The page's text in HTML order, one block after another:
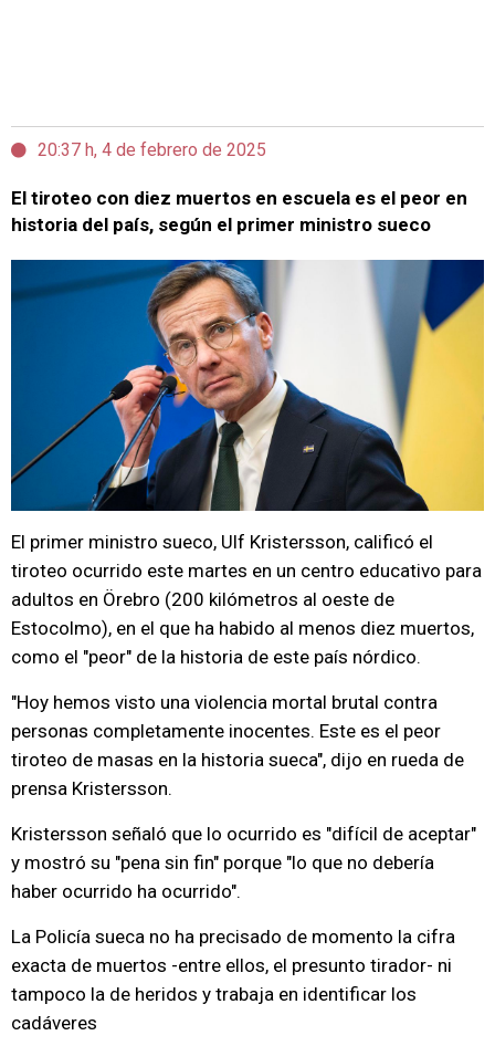
20:37 h, 4 de febrero de 2025
El tiroteo con diez muertos en escuela es el peor en
historia del país, según el primer ministro sueco
El primer ministro sueco, Ulf Kristersson, calificó el
tiroteo ocurrido este martes en un centro educativo para
adultos en Örebro (200 kilómetros al oeste de
Estocolmo), en el que ha habido al menos diez muertos,
como el "peor" de la historia de este país nórdico.
"Hoy hemos visto una violencia mortal brutal contra
personas completamente inocentes. Este es el peor
tiroteo de masas en la historia sueca", dijo en rueda de
prensa Kristersson.
Kristersson señaló que lo ocurrido es "difícil de aceptar"
y mostró su "pena sin fin" porque "lo que no debería
haber ocurrido ha ocurrido".
La Policía sueca no ha precisado de momento la cifra
exacta de muertos -entre ellos, el presunto tirador- ni
tampoco la de heridos y trabaja en identificar los
cadáveres